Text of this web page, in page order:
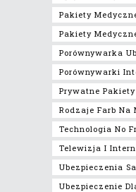
Pakiety
Pakiety
Porównywarka
Porównywarki
Prywatne
Rodzaje Farb Na
Technologia No
Telewizja I
Ubezpieczenia
Ubezpieczenie